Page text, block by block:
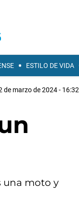
ESTILO DE VIDA
de marzo de 2024 - 16:32
una moto y